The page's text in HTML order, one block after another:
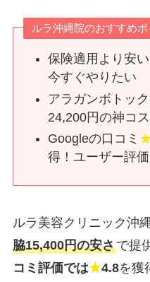
ルラ沖縄院のおすすめポ
保険適用より安
今すぐやりたい
アラガンボトッ
24,200円の神コ
Googleの口コミ
得！ユーザー評
ルラ美容クリニック沖縄
脇15,400円の安さで提
コミ評価では★4.8を獲